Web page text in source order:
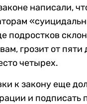
написали,
подростков
грозит от пяти
четырех.
к закону еще
и подписать